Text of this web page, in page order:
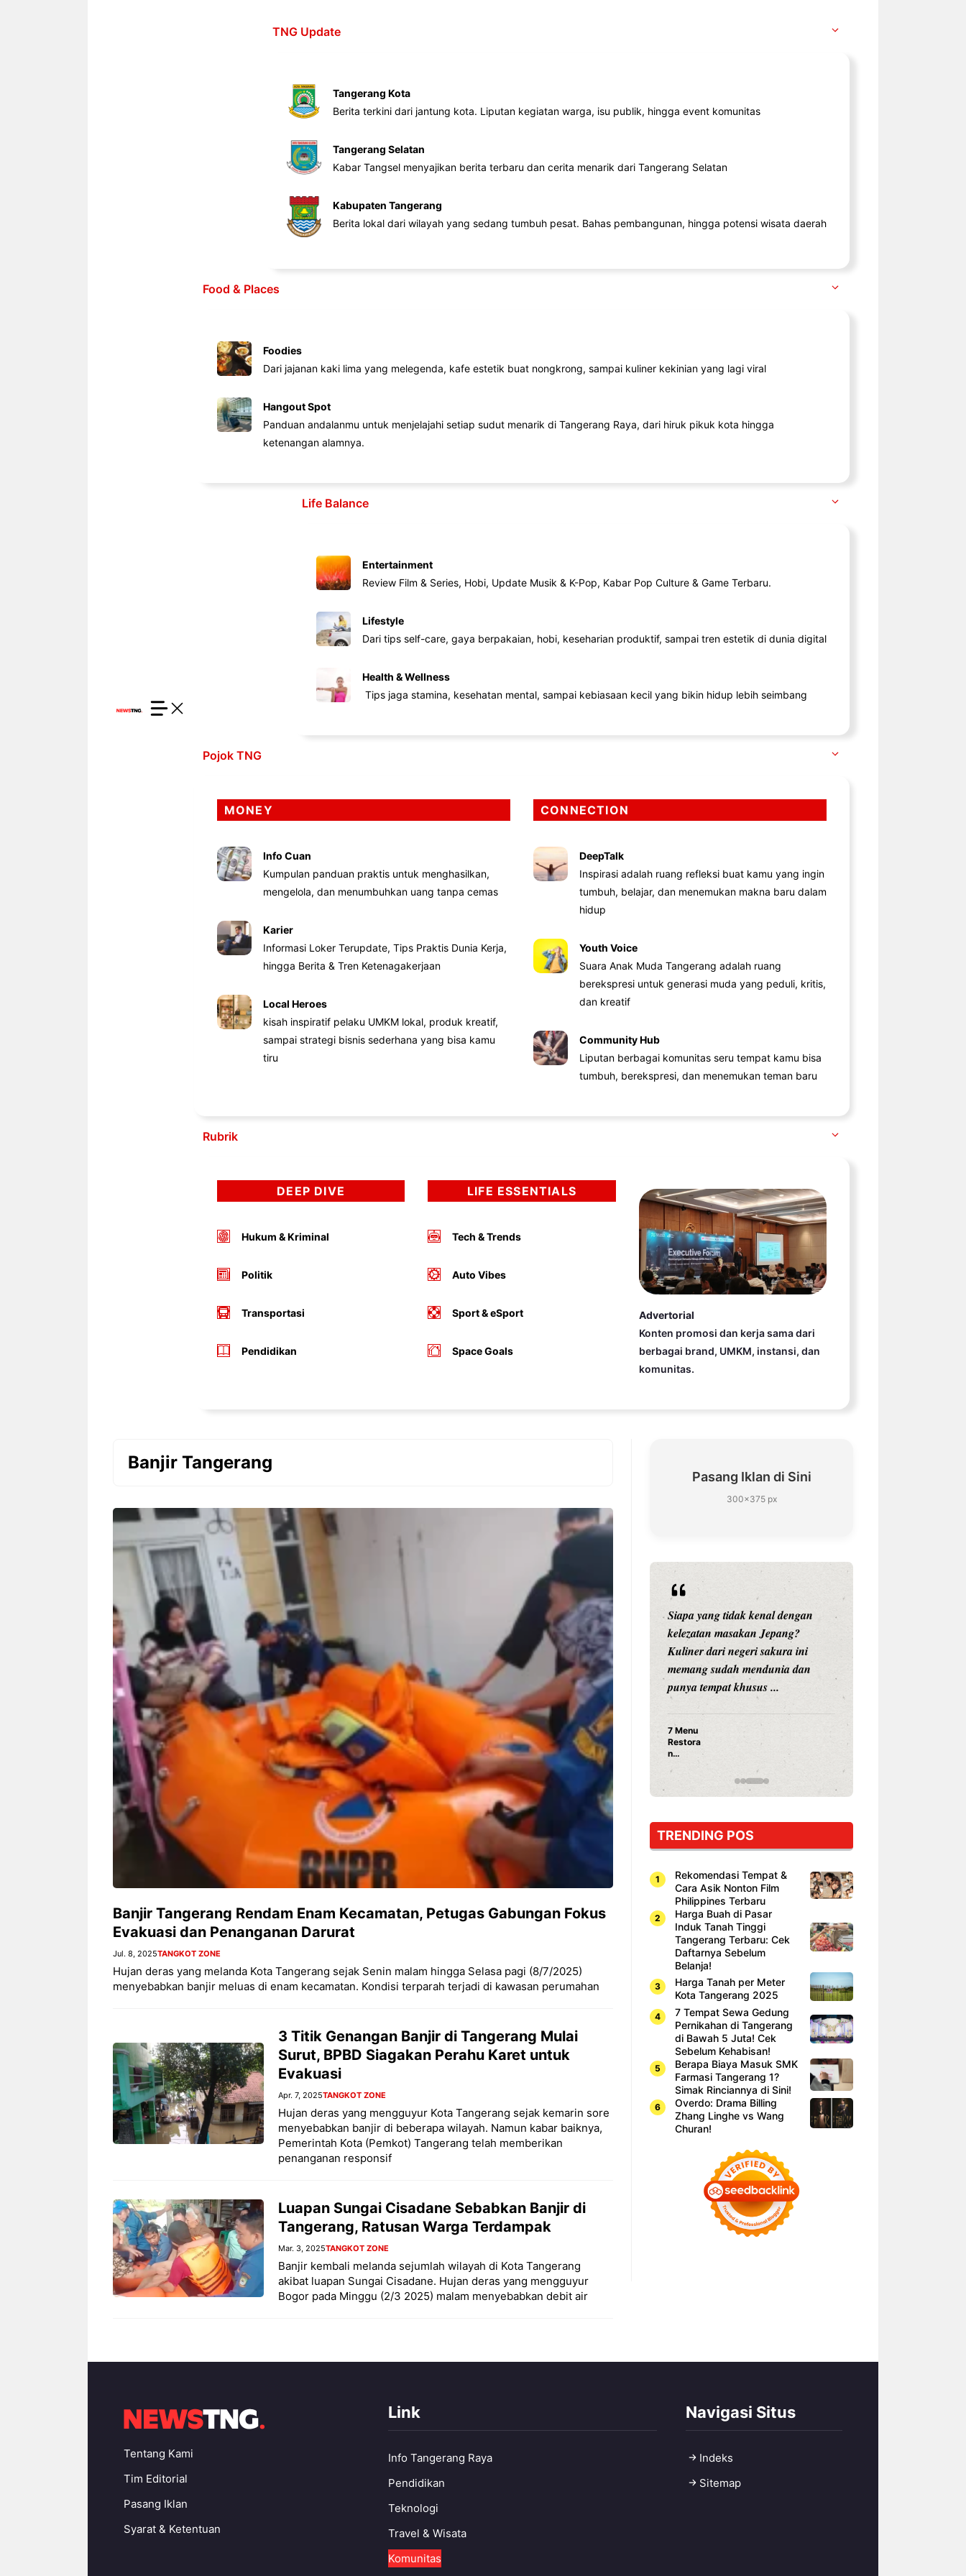
TNG Update
Tangerang Kota
Berita terkini dari jantung kota. Liputan kegiatan warga, isu publik, hingga event komunitas
Tangerang Selatan
Kabar Tangsel menyajikan berita terbaru dan cerita menarik dari Tangerang Selatan
Kabupaten Tangerang
Berita lokal dari wilayah yang sedang tumbuh pesat. Bahas pembangunan, hingga potensi wisata daerah
Food & Places
Foodies
Dari jajanan kaki lima yang melegenda, kafe estetik buat nongkrong, sampai kuliner kekinian yang lagi viral
Hangout Spot
Panduan andalanmu untuk menjelajahi setiap sudut menarik di Tangerang Raya, dari hiruk pikuk kota hingga
ketenangan alamnya.
Life Balance
Entertainment
Review Film & Series, Hobi, Update Musik & K-Pop, Kabar Pop Culture & Game Terbaru.
Lifestyle
Dari tips self-care, gaya berpakaian, hobi, keseharian produktif, sampai tren estetik di dunia digital
Health & Wellness
Tips jaga stamina, kesehatan mental, sampai kebiasaan kecil yang bikin hidup lebih seimbang
Pojok TNG
MONEY
Info Cuan
Kumpulan panduan praktis untuk menghasilkan,
mengelola, dan menumbuhkan uang tanpa cemas
Karier
Informasi Loker Terupdate, Tips Praktis Dunia Kerja,
hingga Berita & Tren Ketenagakerjaan
Local Heroes
kisah inspiratif pelaku UMKM lokal, produk kreatif,
sampai strategi bisnis sederhana yang bisa kamu
tiru
CONNECTION
DeepTalk
Inspirasi adalah ruang refleksi buat kamu yang ingin
tumbuh, belajar, dan menemukan makna baru dalam
hidup
Youth Voice
Suara Anak Muda Tangerang adalah ruang
berekspresi untuk generasi muda yang peduli, kritis,
dan kreatif
Community Hub
Liputan berbagai komunitas seru tempat kamu bisa
tumbuh, berekspresi, dan menemukan teman baru
Rubrik
DEEP DIVE
Hukum & Kriminal
Politik
Transportasi
Pendidikan
LIFE ESSENTIALS
Tech & Trends
Auto Vibes
Sport & eSport
Space Goals
Advertorial
Konten promosi dan kerja sama dari
berbagai brand, UMKM, instansi, dan
komunitas.
Banjir Tangerang
Banjir Tangerang Rendam Enam Kecamatan, Petugas Gabungan Fokus
Evakuasi dan Penanganan Darurat
Jul. 8, 2025TANGKOT ZONE
Hujan deras yang melanda Kota Tangerang sejak Senin malam hingga Selasa pagi (8/7/2025)
menyebabkan banjir meluas di enam kecamatan. Kondisi terparah terjadi di kawasan perumahan
3 Titik Genangan Banjir di Tangerang Mulai
Surut, BPBD Siagakan Perahu Karet untuk
Evakuasi
Apr. 7, 2025TANGKOT ZONE
Hujan deras yang mengguyur Kota Tangerang sejak kemarin sore
menyebabkan banjir di beberapa wilayah. Namun kabar baiknya,
Pemerintah Kota (Pemkot) Tangerang telah memberikan
penanganan responsif
Luapan Sungai Cisadane Sebabkan Banjir di
Tangerang, Ratusan Warga Terdampak
Mar. 3, 2025TANGKOT ZONE
Banjir kembali melanda sejumlah wilayah di Kota Tangerang
akibat luapan Sungai Cisadane. Hujan deras yang mengguyur
Bogor pada Minggu (2/3 2025) malam menyebabkan debit air
Pasang Iklan di Sini
300×375 px
Siapa sangka, dua nama besar di
dunia hiburan, Nunung Srimulat
dan Vicky Prasetyo, kini merambah
dunia kuliner dengan membuka
Nunung Srimulat & Vicky
Prasetyo Buka Restoran
Ayam Panggang! Cuma Rp
15 Ribu, Resep Rahasia
Mami Bikin Nagih!
Bandung – Menyambut pergantian
tahun 2026, restoran all you can
eat Kakkoii All You Can Eat
Bandung menghadirkan
penawaran spesial ...
Sambut 2026, Kakkoii
Bandung Hadirkan Pesta All
You Can Eat Mulai Rp
145.000
Pernah gak sih kamu mulai
ngerjain sesuatu cuma buat iseng-
iseng, eh ternyata malah jadi
peluang bisnis yang
menguntungkan? Nah, itulah ...
Dari Iseng Jadi Cuan: Kisah
TUM_ATUL yang Ubah
Hampers Jadi Bisnis Kece
Siapa yang tidak kenal dengan
kelezatan masakan Jepang?
Kuliner dari negeri sakura ini
memang sudah mendunia dan
punya tempat khusus ...
7 Menu
Restora
n
yang
Dicoba,
Cuma
Sushi!
TRENDING POS
Rekomendasi Tempat &
Cara Asik Nonton Film
Philippines Terbaru
Harga Buah di Pasar
Induk Tanah Tinggi
Tangerang Terbaru: Cek
Daftarnya Sebelum
Belanja!
Harga Tanah per Meter
Kota Tangerang 2025
7 Tempat Sewa Gedung
Pernikahan di Tangerang
di Bawah 5 Juta! Cek
Sebelum Kehabisan!
Berapa Biaya Masuk SMK
Farmasi Tangerang 1?
Simak Rinciannya di Sini!
Overdo: Drama Billing
Zhang Linghe vs Wang
Churan!
Tentang Kami
Tim Editorial
Pasang Iklan
Syarat & Ketentuan
Link
Info Tangerang Raya
Pendidikan
Teknologi
Travel & Wisata
Komunitas
Navigasi Situs
Indeks
Sitemap